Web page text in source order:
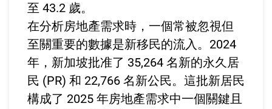
至 43.2 歲。
在分析房地產需求時，一個常被忽視但
至關重要的數據是新移民的流入。2024
年，新加坡批准了 35,264 名新的永久居
民 (PR) 和 22,766 名新公民。這批新居民
構成了 2025 年房地產需求中一個關鍵且